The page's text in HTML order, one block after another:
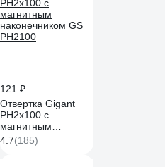
121 ₽
Отвертка Gigant
PH2x100 с
магнитным
наконечником GS
PH2100
4.7(185)